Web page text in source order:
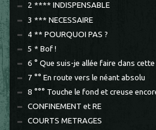
2 **** INDISPENSABLE
3 *** NECESSAIRE
4 ** POURQUOI PAS ?
5 * Bof !
6 ° Que suis-je allée faire dans cette
7 °° En route vers le néant absolu
8 °°° Touche le fond et creuse
CONFINEMENT et RE
COURTS METRAGES